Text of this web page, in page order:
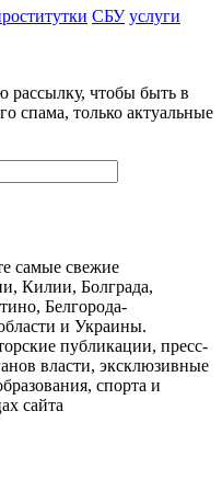
СБУ услуги
чтобы быть в
спама, только актуальные
самые свежие
Килии, Болграда,
Белгорода-
и Украины.
публикации, пресс-
власти, эксклюзивные
спорта и
сайта